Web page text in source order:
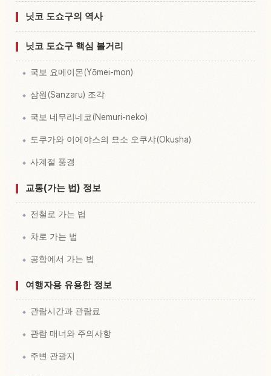
닛코 도쇼구의 역사
닛코 도쇼구 핵심 볼거리
국보 요메이몬(Yōmei-mon)
삼원(Sanzaru) 조각
국보 네무리네코(Nemuri-neko)
도쿠가와 이에야스의 묘소 오쿠샤(Okusha)
사계절 풍경
교통(가는 법) 정보
전철로 가는 법
차로 가는 법
공항에서 가는 법
여행자용 유용한 정보
관람시간과 관람료
관람 매너와 주의사항
주변 관광지